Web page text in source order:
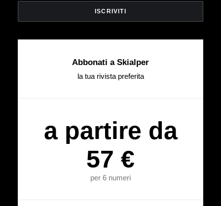
Abbonati a Skialper
la tua rivista preferita
a partire da
57 €
per 6 numeri